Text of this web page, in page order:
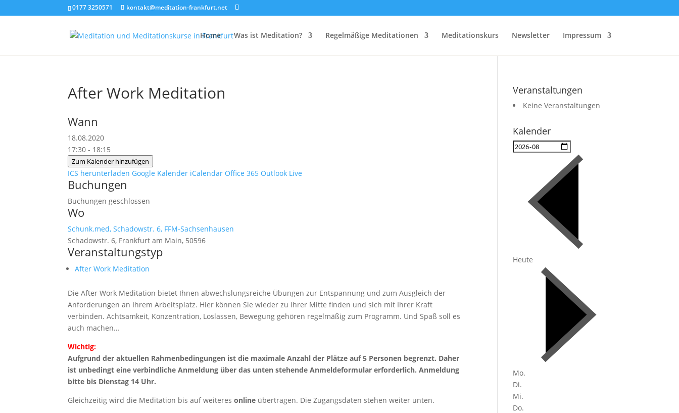
0177 3250571 kontakt@meditation-frankfurt.net
Home Was ist Meditation? Regelmäßige Meditationen Meditationskurs Newsletter Impressum
After Work Meditation
Wann
18.08.2020
17:30 - 18:15
Zum Kalender hinzufügen
ICS herunterladen Google Kalender iCalendar Office 365 Outlook Live
Buchungen
Buchungen geschlossen
Wo
Schunk.med, Schadowstr. 6, FFM-Sachsenhausen
Schadowstr. 6, Frankfurt am Main, 50596
Veranstaltungstyp
After Work Meditation
Die After Work Meditation bietet Ihnen abwechslungsreiche Übungen zur Entspannung und zum Ausgleich der
Anforderungen an Ihrem Arbeitsplatz. Hier können Sie wieder zu Ihrer Mitte finden und sich mit Ihrer Kraft
verbinden. Achtsamkeit, Konzentration, Loslassen, Bewegung gehören regelmäßig zum Programm. Und Spaß soll es
auch machen…
Wichtig:
Aufgrund der aktuellen Rahmenbedingungen ist die maximale Anzahl der Plätze auf 5 Personen begrenzt. Daher
ist unbedingt eine verbindliche Anmeldung über das unten stehende Anmeldeformular erforderlich. Anmeldung
bitte bis Dienstag 14 Uhr.
Gleichzeitig wird die Meditation bis auf weiteresonline übertragen. Die Zugangsdaten stehen weiter unten.
Veranstaltungen
Keine Veranstaltungen
Kalender
Heute
Mo.
Di.
Mi.
Do.